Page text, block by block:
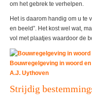
om het gebrek te verhelpen.
Het is daarom handig om u te
en beeld”. Het kost wel wat,
vol met plaatjes waardoor de
Bouwregelgeving in woord
A.J. Uythoven
Strijdig